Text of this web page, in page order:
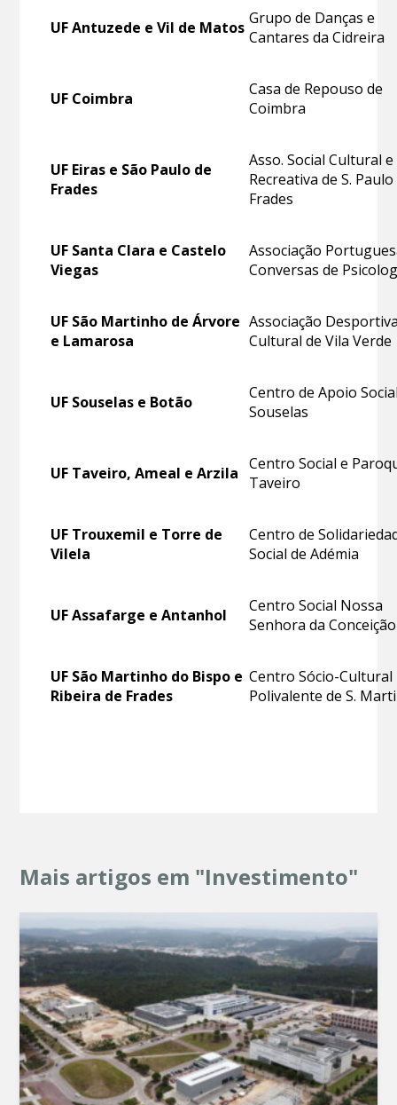
UF Antuzede e Vil de Matos Grupo de Danças e
Cantares da Cidreira
UF Coimbra
Casa de Repouso de
Coimbra
UF Eiras e São Paulo de
Frades
Asso. Social Cultural e
Recreativa de S.
Frades
UF Santa Clara e Castelo
Viegas
Associação
Conversas de
UF São Martinho de Árvore
e Lamarosa
Associação
Cultural de Vila Verde
UF Souselas e Botão
Centro de Apoio
Souselas
UF Taveiro, Ameal e Arzila
Centro Social e
Taveiro
UF Trouxemil e Torre de
Vilela
Centro de
Social de Adémia
UF Assafarge e Antanhol
Centro Social Nossa
Senhora da Conceição
UF São Martinho do Bispo e
Ribeira de Frades
Centro Sócio-Cultural
Polivalente de S.
Mais artigos em "Investimento"